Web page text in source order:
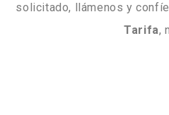
solicitado, llámenos y
Tarifa,